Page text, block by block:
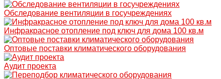
Обследование вентиляции в госучреждениях
Инфракрасное отопление под ключ для дома 100 кв.м
Оптовые поставки климатического оборудования
Аудит проекта